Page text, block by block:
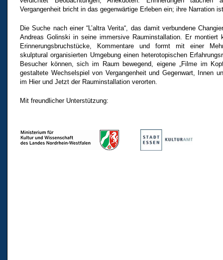
Vergangenheit bricht in das gegenwärtige Erleben ein; ihre Narration
Die Suche nach einer “L’altra Verita“, das damit verbundene
Andreas Golinski in seine immersive Rauminstallation. Er montiert
Erinnerungsbruchstücke, Kommentare und formt mit einer
skulptural organisierten Umgebung einen heterotopischen
Besucher können, sich im Raum bewegend, eigene „Filme im
gestaltete Wechselspiel von Vergangenheit und Gegenwart, Innen
im Hier und Jetzt der Rauminstallation verorten.
Mit freundlicher Unterstützung: